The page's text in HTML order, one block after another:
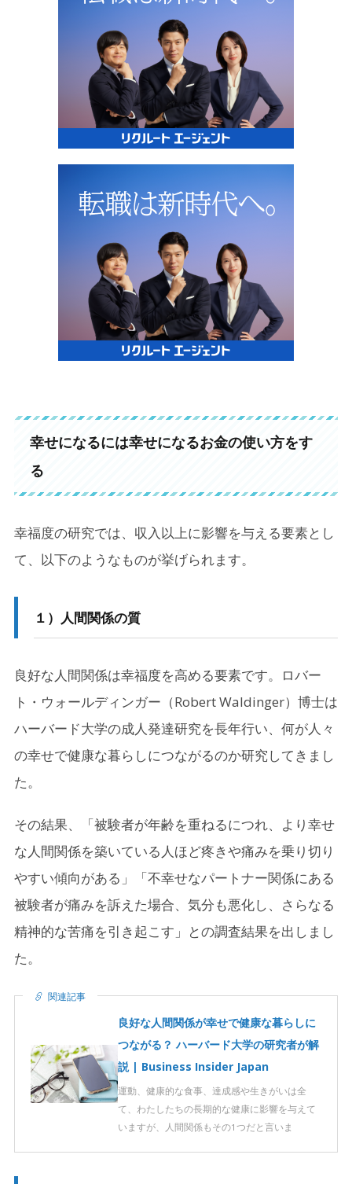
幸せになるには幸せになるお金の使い方をす
る
幸福度の研究では、収入以上に影響を与える要素とし
て、以下のようなものが挙げられます。
１） 人間関係の質
良好な人間関係は幸福度を高める要素です。ロバー
ト・ウォールディンガー（Robert Waldinger）博士は
ハーバード大学の成人発達研究を長年行い、何が人々
の幸せで健康な暮らしにつながるのか研究してきまし
た。
その結果、「被験者が年齢を重ねるにつれ、より幸せ
な人間関係を築いている人ほど疼きや痛みを乗り切り
やすい傾向がある」「不幸せなパートナー関係にある
被験者が痛みを訴えた場合、気分も悪化し、さらなる
精神的な苦痛を引き起こす」との調査結果を出しまし
た。
関連記事
良好な人間関係が幸せで健康な暮らしに
つながる？ ハーバード大学の研究者が解
説 | Business Insider Japan
運動、健康的な食事、達成感や生きがいは全
て、わたしたちの長期的な健康に影響を与えて
いますが、人間関係もその1つだと言いま